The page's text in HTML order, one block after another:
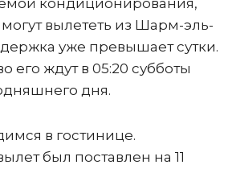
вылететь из Шарм-эль-
уже превышает сутки.
его ждут в 05:20 субботы
дня.
в гостинице.
был поставлен на 11